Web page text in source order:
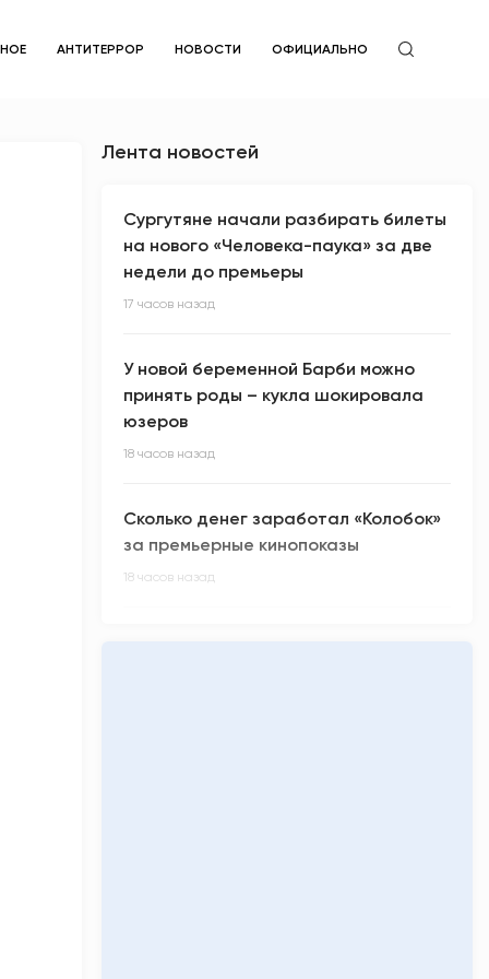
АНТИТЕРРОР НОВОСТИ ОФИЦИАЛЬНО
Лента новостей
Сургутяне начали разбирать билеты
на нового «Человека-паука» за две
недели до премьеры
17 часов назад
У новой беременной Барби можно
принять роды – кукла шокировала
юзеров
18 часов назад
Сколько денег заработал «Колобок»
за премьерные кинопоказы
18 часов назад